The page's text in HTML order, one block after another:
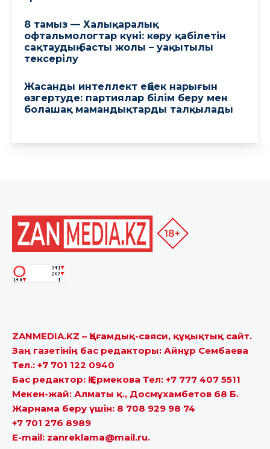
ZANMEDIA.KZ – Қоғамдық-саяси, құқықтық сайт.
Заң газетінің бас редакторы: Айнұр Сембаева
Тел.: +7 701 122 0940
Бас редактор: Қ.Ермекова Тел: +7 777 407 5511
Мекен-жай: Алматы қ., Досмұхамбетов 68 Б.
Жарнама беру үшін: 8 708 929 98 74
+7 701 276 8989
E-mail: zanreklama@mail.ru.